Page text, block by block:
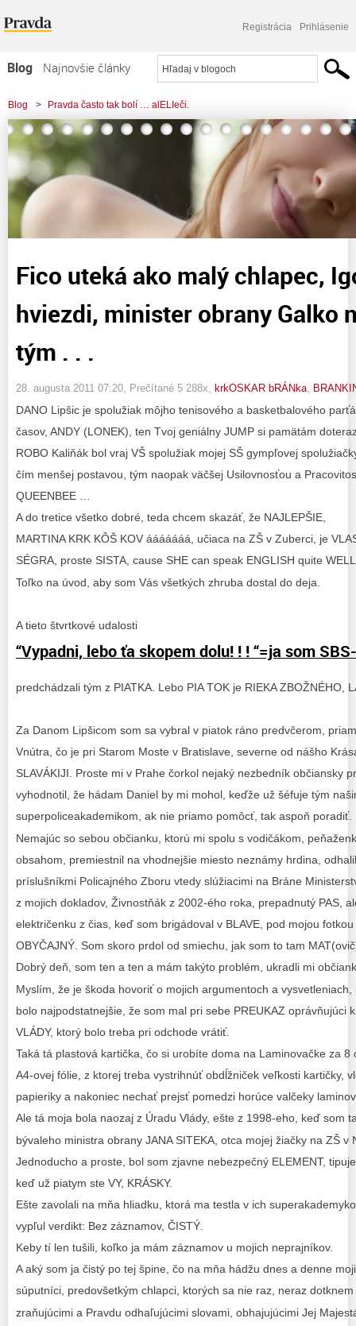
Registrácia Prihlásenie
Blog
Najnovšie články
Najčítanejšie články
Najkomentovanejšie články
Zoznam blogov
Komerčné blogy
Blog > Pravda často tak bolí … alELIeči.
> Fico uteká ako malý chlapec, Igor Matovič hviezdi, minister obrany Galko
niečo medzi tým . . .
Fico uteká ako malý chlapec,
hviezdi, minister obrany Galko
tým . . .
28. augusta 2011 07:20 , Prečítané 5 288x, krkOSKAR bRÁNka
DANO Lipšic je spolužiak môjho tenisového a basketbalového
časov, ANDY (LONEK), ten Tvoj geniálny JUMP si pamätám
ROBO Kaliňák bol vraj VŠ spolužiak mojej SŠ gympľovej
čím menšej postavou, tým naopak väčšej Usilovnosťou a
QUEENBEE …
A do tretice všetko dobré, teda chcem skazáť, že NAJLEPŠIE,
MARTINA KRK KÔŠ KOV ááááááá, učiaca na ZŠ v Zuberci, je
SÉGRA, proste SISTA, cause SHE can speak ENGLISH quite
Toľko na úvod, aby som Vás všetkých zhruba dostal do deja.
A tieto štvrtkové udalosti
“Vypadni, lebo ťa skopem dolu! ! ! “=ja som
predchádzali tým z PIATKA. Lebo PIA TOK je RIEKA ZBOŽNÉHO,
Za Danom Lipšicom som sa vybral v piatok ráno predvčerom,
Vnútra, čo je pri Starom Moste v Bratislave, severne od nášho
SLAVÁKIJI. Proste mi v Prahe čorkol nejaký nezbedník občiansky
vyhodnotil, že hádam Daniel by mi mohol, keďže už šéfuje tým
superpoliceakademikom, ak nie priamo pomôcť, tak aspoň poradiť.
Nemajúc so sebou občianku, ktorú mi spolu s vodičákom,
obsahom, premiestnil na vhodnejšie miesto neznámy hrdina,
príslušníkmi Policajného Zboru vtedy slúžiacimi na Bráne
z mojich dokladov, Živnostňák z 2002-ého roka, prepadnutý PAS,
električenku z čias, keď som brigádoval v BLAVE, pod mojou
OBYČAJNÝ. Som skoro prdol od smiechu, jak som to tam
Dobrý deň, som ten a ten a mám takýto problém, ukradli mi
Myslím, že je škoda hovoriť o mojich argumentoch a vysvetleniach,
bolo najpodstatnejšie, že som mal pri sebe PREUKAZ oprávňujúci
VLÁDY, ktorý bolo treba pri odchode vrátiť.
Taká tá plastová kartička, čo si urobíte doma na Laminovačke za 8
A4-ovej fólie, z ktorej treba vystrihnúť obdĺžniček veľkosti kartičky,
papieriky a nakoniec nechať prejsť pomedzi horúce valčeky
Ale tá moja bola naozaj z Úradu Vlády, ešte z 1998-eho, keď som
bývaleho ministra obrany JANA SITEKA, otca mojej žiačky na ZŠ v
Jednoducho a proste, bol som zjavne nebezpečný ELEMENT,
keď už piatym ste VY, KRÁSKY.
Ešte zavolali na mňa hliadku, ktorá ma testla v ich
vypľul verdikt: Bez záznamov, ČISTÝ.
Keby tí len tušili, koľko ja mám záznamov u mojich neprajníkov.
A aký som ja čistý po tej špine, čo na mňa hádžu dnes a denne
súputníci, predovšetkým chlapci, ktorých sa nie raz, neraz
zraňujúcimi a Pravdu odhaľujúcimi slovami, obhajujúcimi Jej